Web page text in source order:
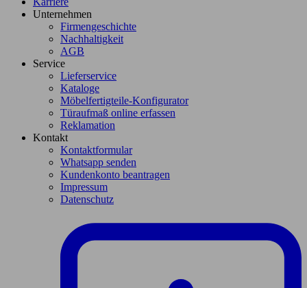
Unternehmen
Firmengeschichte
Nachhaltigkeit
AGB
Service
Lieferservice
Kataloge
Möbelfertigteile-Konfigurator
Türaufmaß online erfassen
Reklamation
Kontakt
Kontaktformular
Whatsapp senden
Kundenkonto beantragen
Impressum
Datenschutz